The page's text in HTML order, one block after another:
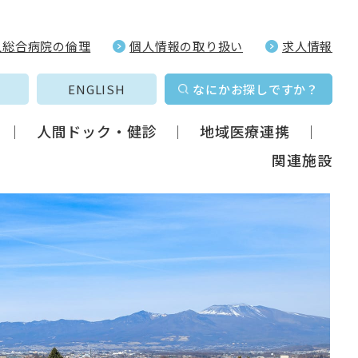
合病院の倫理 個人情報の取り扱い 求人情報
ENGLISH なにかお探しですか？
人間ドック・健診
地域医療連携
関連施設